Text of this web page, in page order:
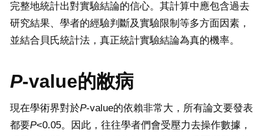
完整地統計出對實驗結論的信心。其計算中應包含過去
研究結果、學者的經驗判斷及實驗限制等多方面因素，
並結合貝氏統計法，真正統計實驗結論為真的機率。
P-value的敝病
現在學術界對於P-value的依賴非常大，所有論文要發表
都要P<0.05。因此，往往學者們會受壓力去操作數據，